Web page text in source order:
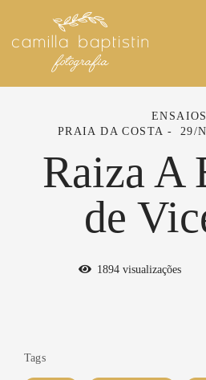
ENSAIOS
PRAIA DA COSTA
29/
Raiza A
de
1894visualizações
Tags